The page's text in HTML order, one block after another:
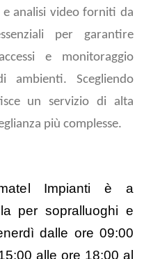
e analisi video forniti da
per garantire
e monitoraggio
Scegliendo
un servizio di alta
più complesse.
Impianti è a
per sopralluoghi e
dalle ore 09:00
alle ore 18:00 al